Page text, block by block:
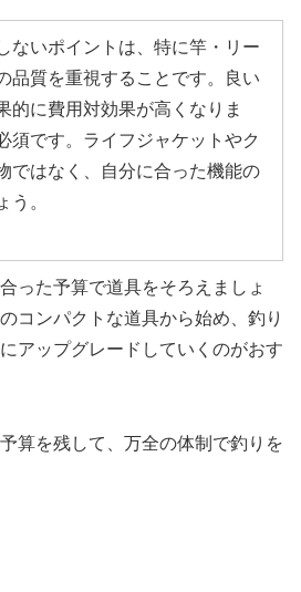
ないポイントは、特に竿・リー
品質を重視することです。良い
的に費用対効果が高くなりま
須です。ライフジャケットやク
ではなく、自分に合った機能の
う。
った予算で道具をそろえましょ
コンパクトな道具から始め、釣り
アップグレードしていくのがおす
算を残して、万全の体制で釣りを